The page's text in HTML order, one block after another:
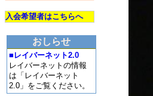
入会希望者はこちらへ
おしらせ
■レイバーネット2.0
レイバーネットの情報
は「レイバーネット
2.0」をご覧ください。